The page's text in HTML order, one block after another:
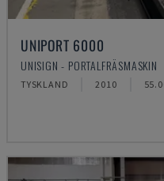
UNIPORT 6000
UNISIGN - PORTALFRÄSMASKIN
TYSKLAND 2010